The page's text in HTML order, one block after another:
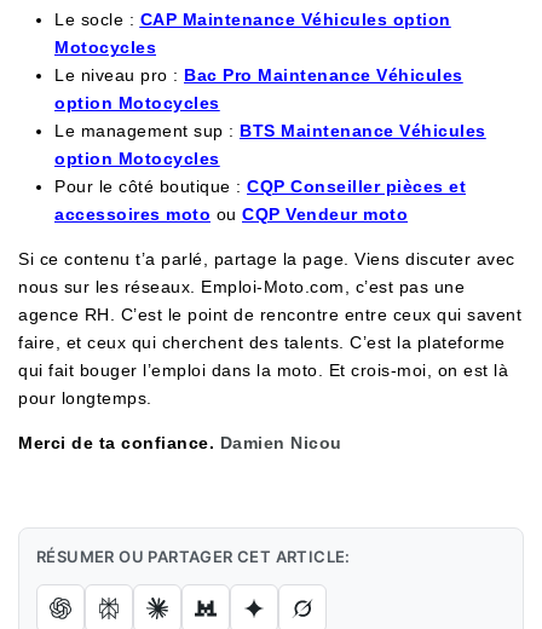
Le socle : CAP Maintenance Véhicules option
Motocycles
Le niveau pro : Bac Pro Maintenance Véhicules
option Motocycles
Le management sup : BTS Maintenance Véhicules
option Motocycles
Pour le côté boutique : CQP Conseiller pièces et
accessoires moto ou CQP Vendeur moto
Si ce contenu t’a parlé, partage la page. Viens discuter avec
nous sur les réseaux. Emploi-Moto.com, c’est pas une
agence RH. C’est le point de rencontre entre ceux qui savent
faire, et ceux qui cherchent des talents. C’est la plateforme
qui fait bouger l’emploi dans la moto. Et crois-moi, on est là
pour longtemps.
Merci de ta confiance. Damien Nicou
RÉSUMER OU PARTAGER CET ARTICLE: